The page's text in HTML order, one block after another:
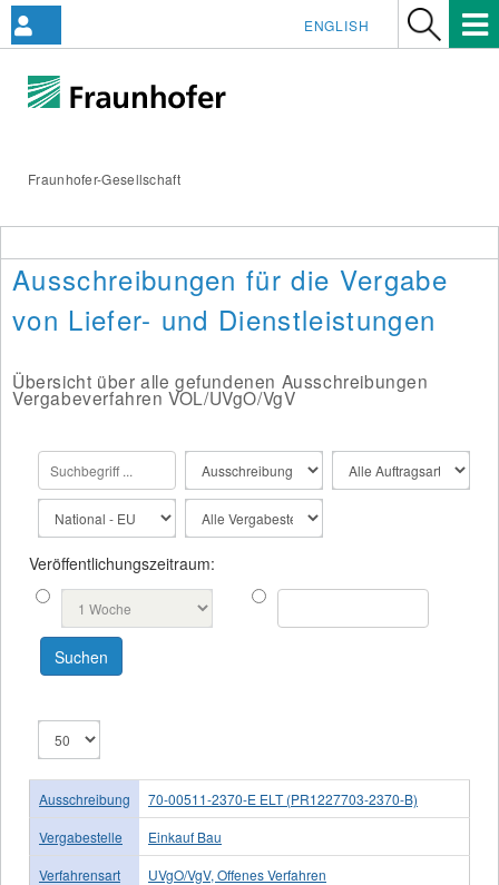
Fraunhofer-Gesellschaft
ENGLISH
Ausschreibungen für die Vergabe
von Liefer- und Dienstleistungen
Übersicht über alle gefundenen Ausschreibungen
Vergabeverfahren VOL/UVgO/VgV
Veröffentlichungszeitraum:
Ausschreibung
70-00511-2370-E ELT (PR1227703-2370-B)
Vergabestelle
Einkauf Bau
Verfahrensart
UVgO/VgV, Offenes Verfahren